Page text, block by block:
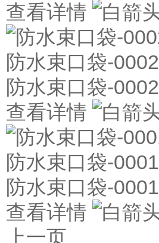
查看详情
防水束口袋-0002
防水束口袋-0002
查看详情
防水束口袋-0001
防水束口袋-0001
查看详情
上一页